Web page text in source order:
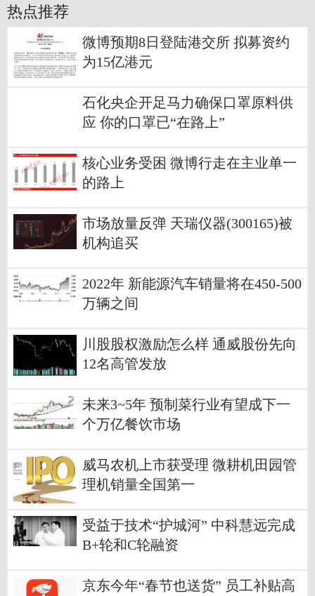
热点推荐
微博预期8日登陆港交所 拟募资约
为15亿港元
石化央企开足马力确保口罩原料供
应 你的口罩已“在路上”
核心业务受困 微博行走在主业单一
的路上
市场放量反弹 天瑞仪器(300165)被
机构追买
2022年 新能源汽车销量将在450-500
万辆之间
川股股权激励怎么样 通威股份先向
12名高管发放
未来3~5年 预制菜行业有望成下一
个万亿餐饮市场
威马农机上市获受理 微耕机田园管
理机销量全国第一
受益于技术“护城河” 中科慧远完成
B+轮和C轮融资
京东今年“春节也送货” 员工补贴高